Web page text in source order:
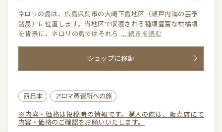
お問い合わせ
0.
0
o
f
ネロリの島は、広島県呉市の大崎下島地区（瀬戸内海の芸予
諸島）に位置します。当地区で収穫される種類豊富な柑橘類
を背景に、ネロリの島ではそれら ... 続きを読む
ショップに移動
西日本 アロマ蒸留所への旅
※内容・価格は投稿時の情報です。購入の際は、販売店にて
内容・価格のご確認をお願いいたします。